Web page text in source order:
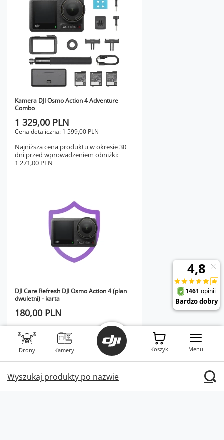
Drony Kamery
Wyszukaj produkty po nazwie
Koszyk Menu
Kamera DJI Osmo Action 4 Adventure
Combo
Cena detaliczna:1 599,00 PLN
1 329,00 PLN
Najniższa cena produktu w okresie 30
dni przed wprowadzeniem obniżki:
1 271,00 PLN
DJI Care Refresh DJI Osmo Action 4 (plan
dwuletni) - karta
180,00 PLN